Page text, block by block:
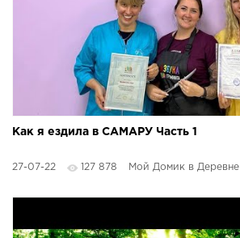
Как я ездила в САМАРУ Часть 1
27-07-22 127 878 Мой Домик в Деревне